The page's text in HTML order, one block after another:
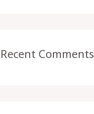
Recent Comments